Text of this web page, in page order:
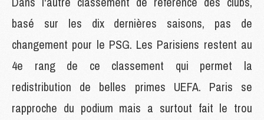
basé sur les dix dernières saisons, pas de
changement pour le PSG. Les Parisiens restent au
4e rang de ce classement qui permet la
redistribution de belles primes UEFA. Paris se
rapproche du podium mais a surtout fait le trou